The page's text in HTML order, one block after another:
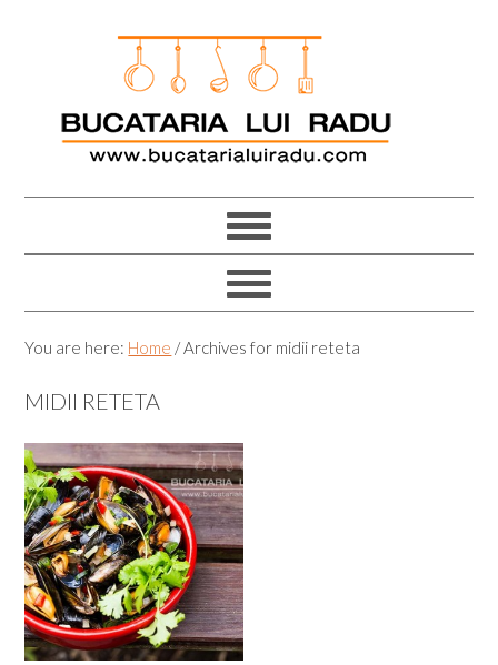
You are here: Home /Archives for midii reteta
MIDII RETETA